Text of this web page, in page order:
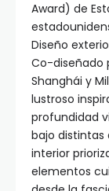
Award) de
Diseño
Co-diseñado
Shanghái y
lustroso
profundidad
bajo distintas
interior
elementos